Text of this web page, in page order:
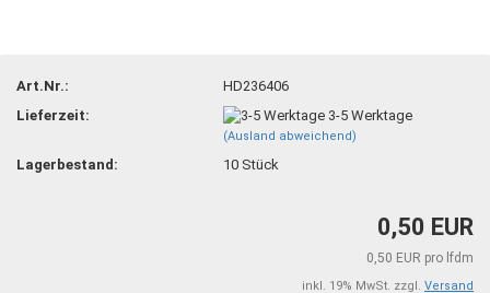
Art.Nr.:
HD236406
Lieferzeit:
3-5 Werktage
(Ausland abweichend)
Lagerbestand: 10 Stück
0,50 EUR
0,50 EUR pro lfdm
inkl. 19% MwSt. zzgl. Versand